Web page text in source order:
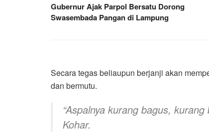
Gubernur Ajak Parpol Bersatu Dorong
Swasembada Pangan di Lampung
Secara tegas beliaupun berjanji akan
dan bermutu.
“Aspalnya kurang bagus,
Kohar.